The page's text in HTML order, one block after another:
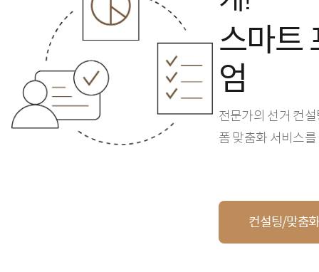
스마트
엄
전문가의 선거 컨
폼 맞춤화 서비스
컨설팅/맞춤